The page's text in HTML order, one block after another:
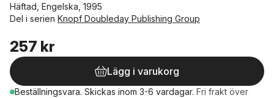
Häftad, Engelska, 1995
Del i serien Knopf Doubleday Publishing Group
257 kr
Lägg i varukorg
Beställningsvara. Skickas inom 3-6 vardagar. Fri frakt över